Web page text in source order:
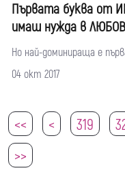
Първата буква от
имаш нужда в
Но най-доминираща е
04 окт 2017
<< < 319
>>